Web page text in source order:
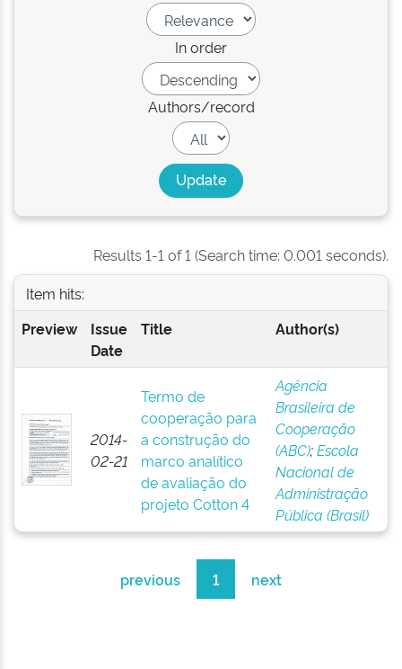
In order
Authors/record
Results 1-1 of 1 (Search time: 0.001 seconds).
Item hits:
Preview
Issue
Date
Title Author(s)
2014-
02-21
Termo de
cooperação para
a construção do
marco analítico
de avaliação do
projeto Cotton 4
Agência
Brasileira de
Cooperação
(ABC);Escola
Nacional de
Administração
Pública (Brasil)
previous 1 next